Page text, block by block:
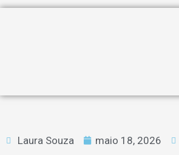
Laura Souza maio 18, 2026